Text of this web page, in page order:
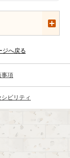
ジへ戻る
事項
ビリティ